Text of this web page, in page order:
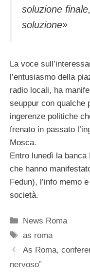
soluzione
soluzione»
La voce
l’entusiasmo della
radio locali, ha
seuppur con qualche
ingerenze politiche
frenato in passato
Mosca.
Entro lunedì la
che hanno
Fedun), l’info memo
società.
Categorie
News Roma
Tag
as roma
As Roma,
nervoso”